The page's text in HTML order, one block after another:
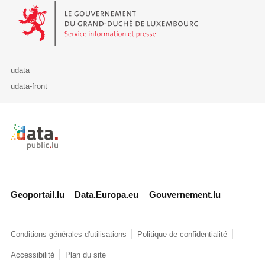
Le Gouvernement du Grand-Duché de Luxembourg - Service
udata
udata-front
Retour à l'accueil de data.public.lu
Geoportail.lu Data.Europa.eu Gouvernement.lu
Conditions générales d'utilisations Politique de confidentialité
Accessibilité Plan du site